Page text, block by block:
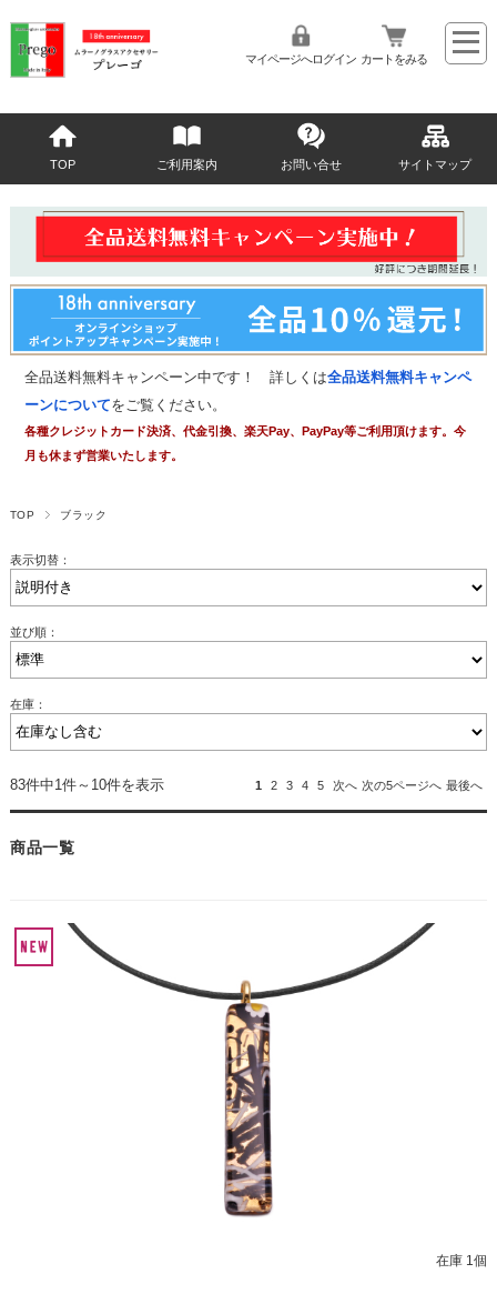
マイページへログイン カートをみる
TOP ご利用案内 お問い合せ サイトマップ
全品送料無料キャンペーン中です！ 詳しくは全品送料無料キャンペ
ーンについてをご覧ください。
各種クレジットカード決済、代金引換、楽天Pay、PayPay等ご利用頂けます。今
月も休まず営業いたします。
TOP ブラック
表示切替：
並び順：
在庫：
83件中1件～10件を表示 1 2 3 4 5 次へ 次の5ページへ 最後へ
商品一覧
在庫 1個